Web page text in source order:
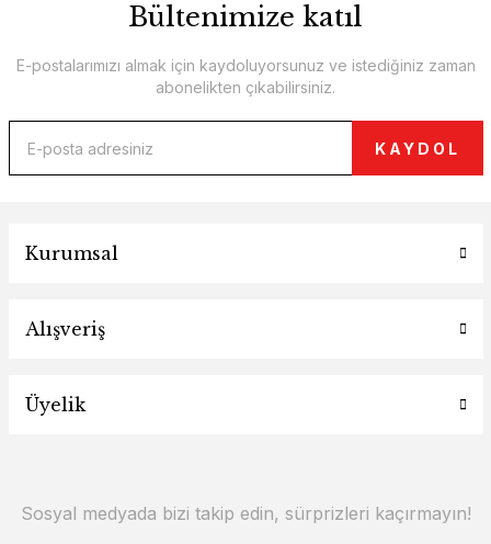
Bültenimize katıl
E-postalarımızı almak için kaydoluyorsunuz ve istediğiniz zaman
abonelikten çıkabilirsiniz.
KAYDOL
Kurumsal
Alışveriş
Üyelik
Sosyal medyada bizi takip edin, sürprizleri kaçırmayın!